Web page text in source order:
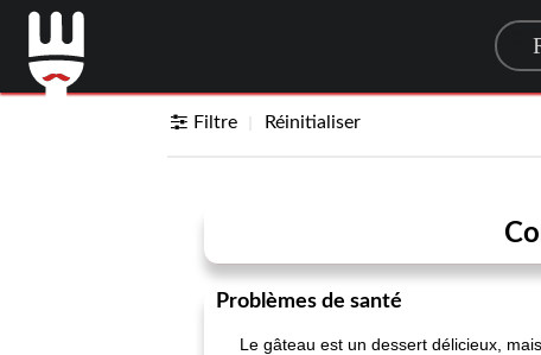
Filtre Réinitialiser
Problèmes de santé
Le gâteau est un dessert délicieux,